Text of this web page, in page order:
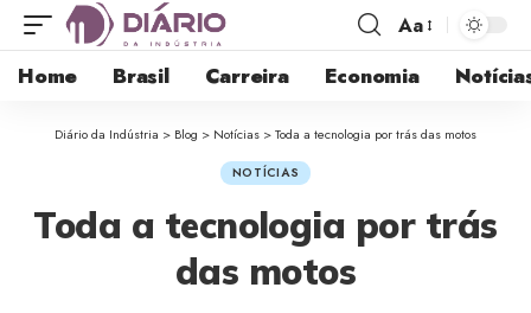
Aa
Home Brasil Carreira Economia
Diário da Indústria > Blog > Notícias >Toda a tecnologia por trás das motos
NOTÍCIAS
Toda a tecnologia por trás
das motos